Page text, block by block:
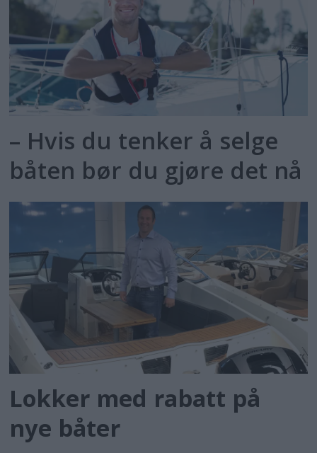
– Hvis du tenker å selge
båten bør du gjøre det nå
Lokker med rabatt på
nye båter